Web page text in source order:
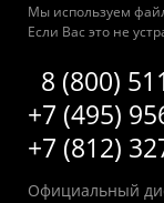
Мы используем
Если Вас это не
8 (800)
+7 (495)
+7 (812)
Официальный